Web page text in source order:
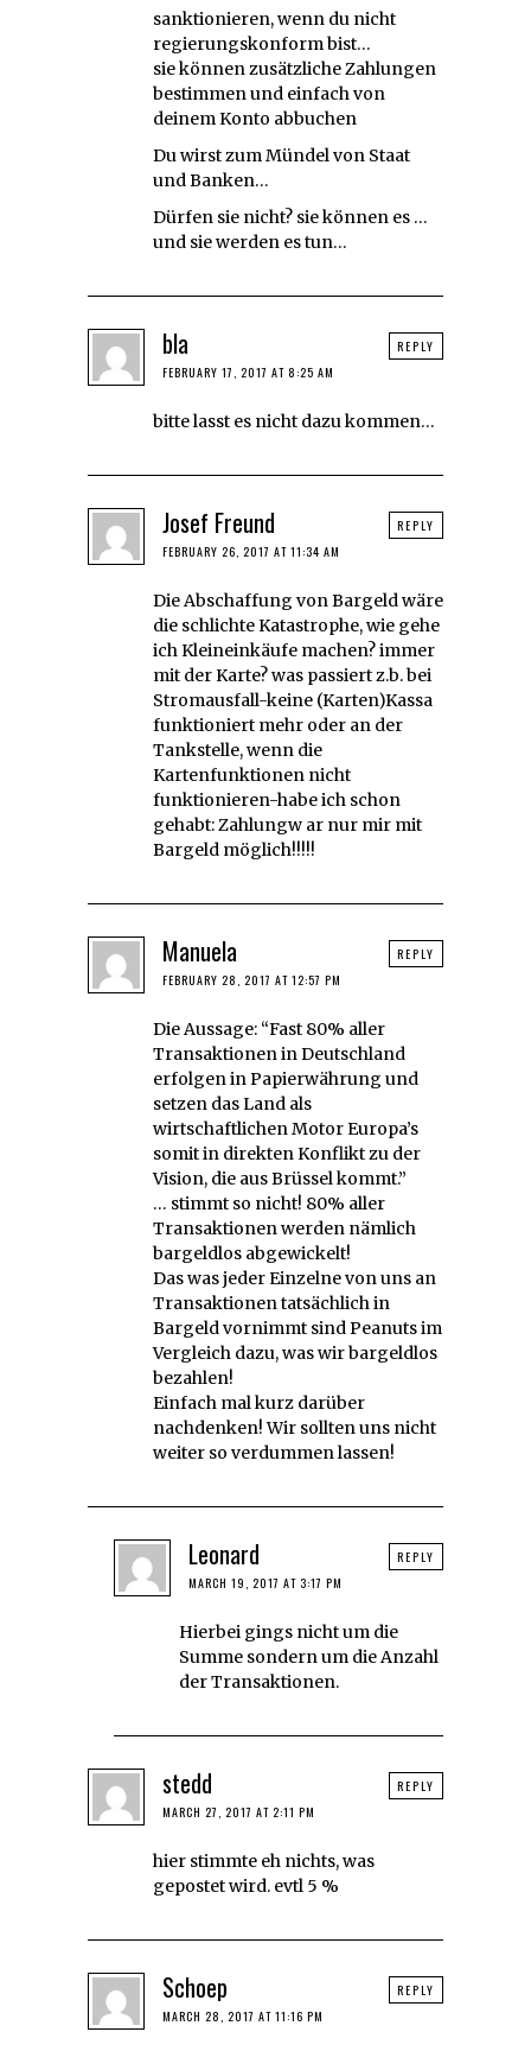
sanktionieren, wenn du nicht
regierungskonform bist…
sie können zusätzliche Zahlungen
bestimmen und einfach von
deinem Konto abbuchen
Du wirst zum Mündel von Staat
und Banken…
Dürfen sie nicht? sie können es …
und sie werden es tun…
bla
FEBRUARY 17, 2017 AT 8:25 AM
bitte lasst es nicht dazu kommen…
REPLY
Josef Freund
FEBRUARY 26, 2017 AT 11:34 AM
Die Abschaffung von Bargeld wäre
die schlichte Katastrophe, wie gehe
ich Kleineinkäufe machen? immer
mit der Karte? was passiert z.b. bei
Stromausfall-keine (Karten)Kassa
funktioniert mehr oder an der
Tankstelle, wenn die
Kartenfunktionen nicht
funktionieren-habe ich schon
gehabt: Zahlungw ar nur mir mit
Bargeld möglich!!!!!
REPLY
Manuela
FEBRUARY 28, 2017 AT 12:57 PM
Die Aussage: “Fast 80% aller
Transaktionen in Deutschland
erfolgen in Papierwährung und
setzen das Land als
wirtschaftlichen Motor Europa’s
somit in direkten Konflikt zu der
Vision, die aus Brüssel kommt.”
… stimmt so nicht! 80% aller
Transaktionen werden nämlich
bargeldlos abgewickelt!
Das was jeder Einzelne von uns an
Transaktionen tatsächlich in
Bargeld vornimmt sind Peanuts im
Vergleich dazu, was wir bargeldlos
bezahlen!
Einfach mal kurz darüber
nachdenken! Wir sollten uns nicht
weiter so verdummen lassen!
REPLY
Leonard
MARCH 19, 2017 AT 3:17 PM
Hierbei gings nicht um die
Summe sondern um die Anzahl
der Transaktionen.
REPLY
stedd
MARCH 27, 2017 AT 2:11 PM
hier stimmte eh nichts, was
gepostet wird. evtl 5 %
REPLY
Schoep
MARCH 28, 2017 AT 11:16 PM
REPLY